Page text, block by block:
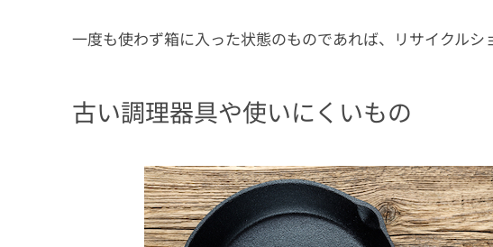
一度も使わず箱に入った状態のものであれば、リサイクルシ
古い調理器具や使いにくいもの